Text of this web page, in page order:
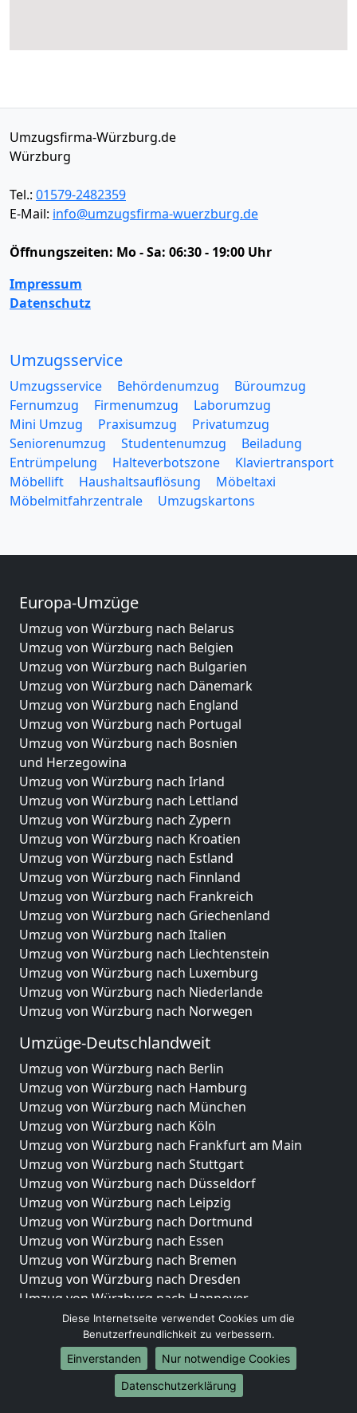
Umzugsfirma-Würzburg.de
Würzburg
Tel.: 01579-2482359
E-Mail: info@umzugsfirma-wuerzburg.de
Öffnungszeiten: Mo - Sa: 06:30 - 19:00 Uhr
Impressum
Datenschutz
Umzugsservice
Umzugsservice Behördenumzug
Büroumzug
Fernumzug
Firmenumzug
Laborumzug
Mini Umzug
Praxisumzug
Privatumzug
Seniorenumzug
Studentenumzug
Beiladung
Entrümpelung
Halteverbotszone
Klaviertransport
Möbellift
Haushaltsauflösung
Möbeltaxi
Möbelmitfahrzentrale
Umzugskartons
Europa-Umzüge
Umzug von Würzburg nach Belarus
Umzug von Würzburg nach Belgien
Umzug von Würzburg nach Bulgarien
Umzug von Würzburg nach Dänemark
Umzug von Würzburg nach England
Umzug von Würzburg nach Portugal
Umzug von Würzburg nach Bosnien
und Herzegowina
Umzug von Würzburg nach Irland
Umzug von Würzburg nach Lettland
Umzug von Würzburg nach Zypern
Umzug von Würzburg nach Kroatien
Umzug von Würzburg nach Estland
Umzug von Würzburg nach Finnland
Umzug von Würzburg nach Frankreich
Umzug von Würzburg nach Griechenland
Umzug von Würzburg nach Italien
Umzug von Würzburg nach Liechtenstein
Umzug von Würzburg nach Luxemburg
Umzug von Würzburg nach Niederlande
Umzug von Würzburg nach Norwegen
Umzüge-Deutschlandweit
Umzug von Würzburg nach Berlin
Umzug von Würzburg nach Hamburg
Umzug von Würzburg nach München
Umzug von Würzburg nach Köln
Umzug von Würzburg nach Frankfurt am Main
Umzug von Würzburg nach Stuttgart
Umzug von Würzburg nach Düsseldorf
Umzug von Würzburg nach Leipzig
Umzug von Würzburg nach Dortmund
Umzug von Würzburg nach Essen
Umzug von Würzburg nach Bremen
Umzug von Würzburg nach Dresden
Umzug von Würzburg nach Hannover
Umzug von Würzburg nach Nürnberg
Umzug von Würzburg nach Duisburg
Umzug von Würzburg nach Bochum
Umzug von Würzburg nach Wuppertal
Umzug von Würzburg nach Bielefeld
Diese Internetseite verwendet Cookies um die
Benutzerfreundlichkeit zu verbessern.
Einverstanden
Nur notwendige Cookies
Datenschutzerklärung